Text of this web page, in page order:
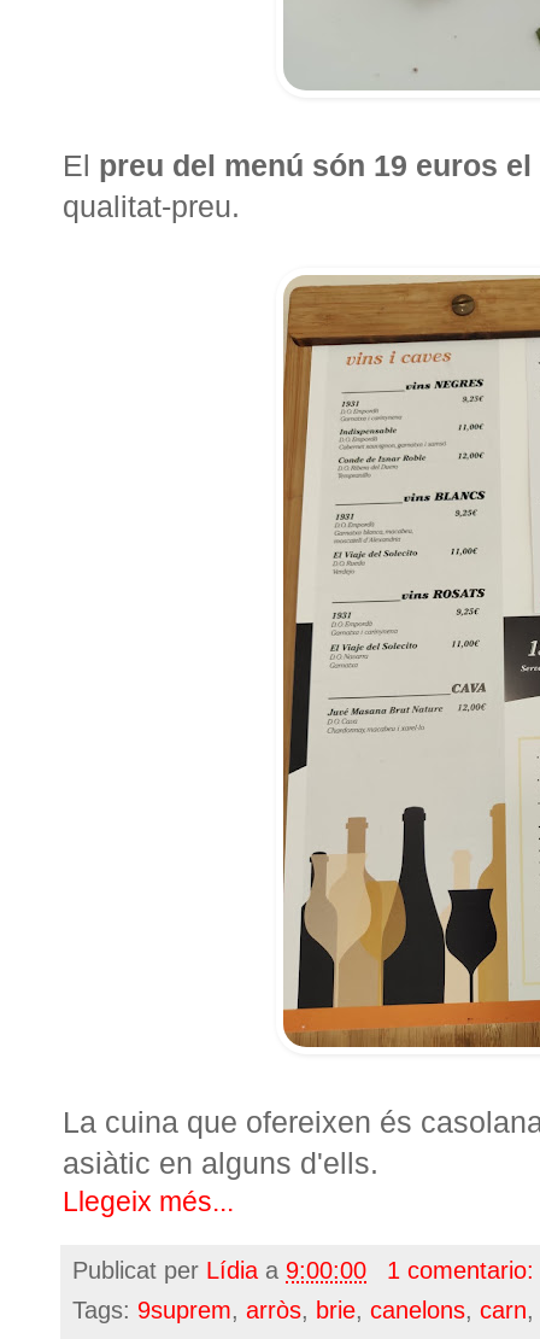
El preu del menú són 19 euros
qualitat-preu.
La cuina que ofereixen és
asiàtic en alguns d'ells.
Llegeix més...
Publicat per Lídia a 9:00:00
1 comentario:
Tags: 9suprem, arròs, brie, canelons, carn,